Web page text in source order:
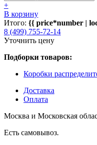
+
В корзину
Итого: {{ price*number |
8 (499) 755-72-14
Уточнить цену
Подборки товаров:
Коробки
Доставка
Оплата
Москва и Московская
Есть самовывоз.